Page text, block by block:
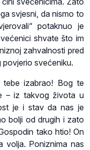
svjesni, da nismo to
potaknuo je
shvate što im
zahvalnosti pred
svećeniku.
izabrao! Bog te
– iz takvog života u
je i stav da nas je
bolji od drugih i zato
tako htio! On
volja. Poniznima nas